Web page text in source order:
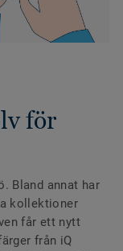
för
Bland annat har
kollektioner
får ett nytt
från iQ